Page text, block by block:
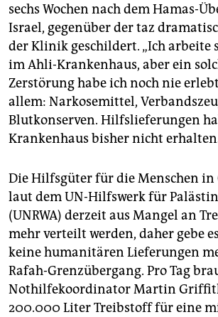
sechs Wochen nach dem Hamas-
Israel, gegenüber der taz
der Klinik geschildert. „Ich arbeite
im Ahli-Krankenhaus, aber ein
Zerstörung habe ich noch nie
allem: Narkosemittel,
Blutkonserven. Hilfslieferungen
Krankenhaus bisher nicht
Die Hilfsgüter für die Menschen in
laut dem UN-Hilfswerk für
(UNRWA) derzeit aus Mangel an
mehr verteilt werden, daher gebe
keine humanitären Lieferungen
Rafah-Grenzübergang. Pro Tag
Nothilfekoordinator Martin
200.000 Liter Treibstoff für eine